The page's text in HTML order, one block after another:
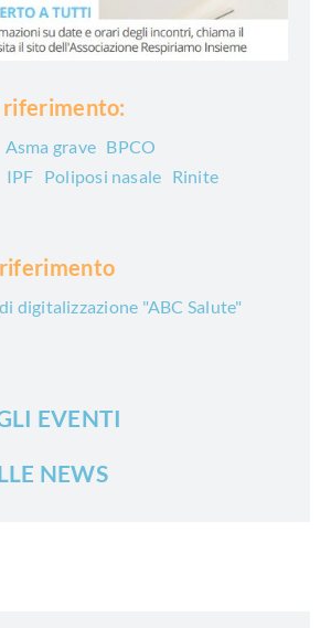
riferimento:
Asma grave BPCO
IPF Poliposi nasale Rinite
digitalizzazione "ABC Salute"
EVENTI
NEWS